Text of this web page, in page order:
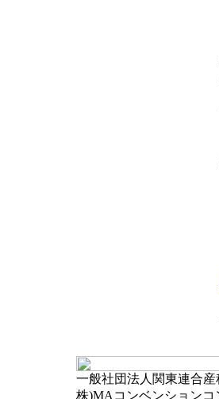
一般社団法人関東連合
株)MAコンベンションコ